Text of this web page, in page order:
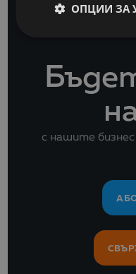
с нашите
ОПЦИИ ЗА